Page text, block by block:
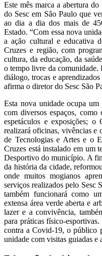
Este mês marca a abertura
do Sesc em São Paulo que
ao dia a dia dos mais de
Estado. “Com essa nova
a ação cultural e educativa
Cruzes e região, com
cultura, da educação, da
o tempo livre da comunidade.
diálogo, trocas e
afirma o diretor do Sesc São
Esta nova unidade ocupa um
com diversos espaços,
espetáculos e exposições; o
realizará oficinas, vivências e
de Tecnologias e Artes e o
Cruzes está instalado em um
Desportivo do município. A
da história da cidade,
onde muitos mogianos
serviços realizados pelo Sesc
também funcionará como
extensa área verde aberta e
lazer e a convivência,
para práticas físico-
contra a Covid-19, o público
unidade com visitas guiadas e